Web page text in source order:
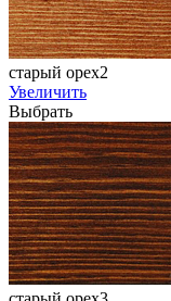
старый орех2
Увеличить
Выбрать